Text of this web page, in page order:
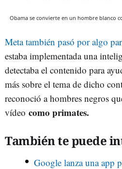
Obama se convierte en un hombre blanco
Meta también pasó por algo
estaba implementada una
detectaba el contenido para
más sobre el tema de dicho
reconoció a hombres negros
vídeo como primates.
También te puede
Google lanza una app